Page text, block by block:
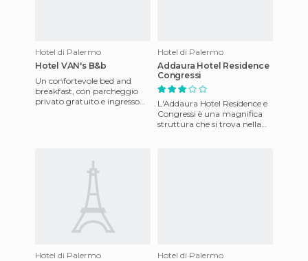
Hotel di Palermo
Hotel VAN's B&b
Un confortevole bed and
breakfast, con parcheggio
privato gratuito e ingresso
Hotel di Palermo
Addaura Hotel Residence
Congressi
L'Addaura Hotel Residence e
Congressi è una magnifica
struttura che si trova nella
Hotel di Palermo
Hotel di Palermo